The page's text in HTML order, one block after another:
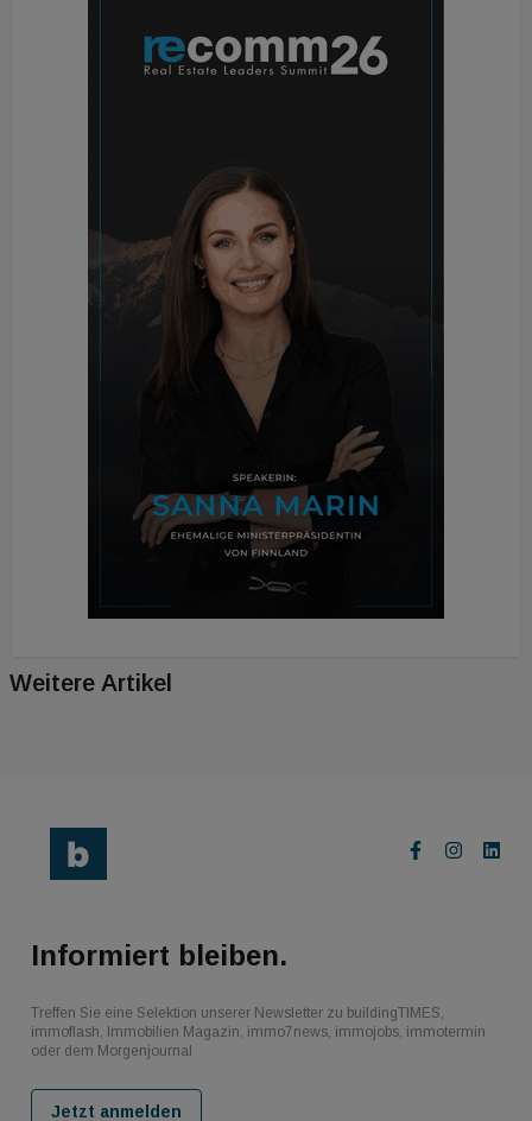
Weitere Artikel
Informiert bleiben.
Treffen Sie eine Selektion unserer Newsletter zu buildingTIMES,
immoflash, Immobilien Magazin, immo7news, immojobs, immotermin
oder dem Morgenjournal
Jetzt anmelden